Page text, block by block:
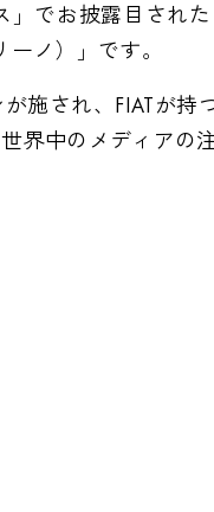
でお披露目された
ノ）」です。
施され、FIATが
界中のメディアの